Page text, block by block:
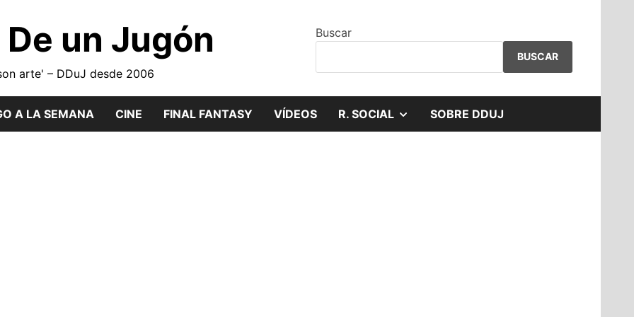
un Jugón
arte' – DDuJ desde 2006
Buscar
BUSCAR
A LA SEMANA CINE FINAL FANTASY VÍDEOS R. SOCIAL MOSTRAR
SOBRE DDUJ